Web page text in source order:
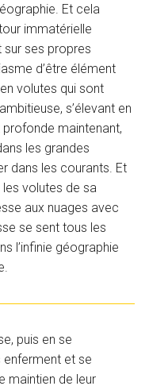
Et cela
immatérielle
ses propres
d’être élément
volutes qui sont
s’élevant en
maintenant,
les grandes
dans les courants. Et
volutes de sa
aux nuages avec
se sent tous les
l’infinie géographie
puis en se
enferment et se
maintien de leur